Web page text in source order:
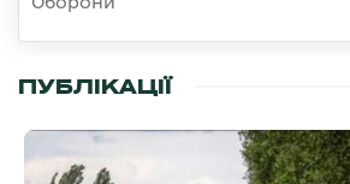
ПУБЛІКАЦІЇ